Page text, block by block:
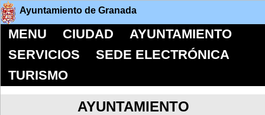
Ayuntamiento de Granada
MENU CIUDAD
AYUNTAMIENTO
SERVICIOS
SEDE ELECTRÓNICA
TURISMO
AYUNTAMIENTO